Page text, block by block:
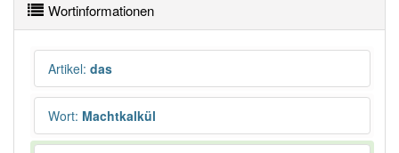
Wortinformationen
Artikel: das
Wort: Machtkalkül